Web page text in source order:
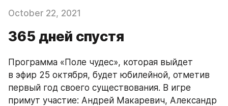
October 22, 2021
365 дней спустя
Программа «Поле чудес», которая выйдет
в эфир 25 октября, будет юбилейной, отметив
первый год своего существования. В игре
примут участие: Андрей Макаревич, Александр